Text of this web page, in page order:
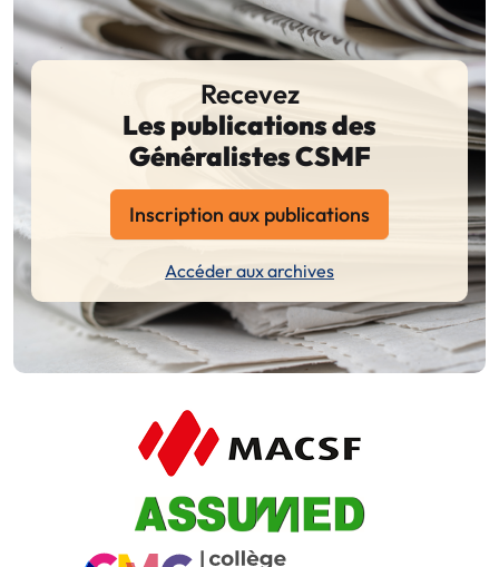
Recevez
Les publications des
Généralistes CSMF
Inscription aux publications
Accéder aux archives